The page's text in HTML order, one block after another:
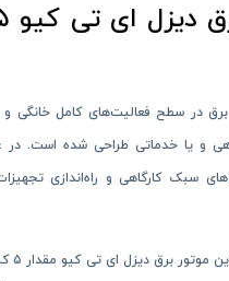
برق در سطح فعالیت‌های کامل خانگی
و یا خدماتی طراحی ‌شده است. در
سبک کارگاهی و راه‌اندازی
توان